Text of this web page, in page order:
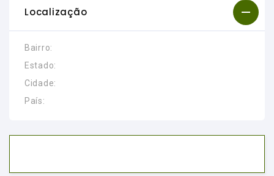
Localização
Bairro:
Estado:
Cidade:
País: